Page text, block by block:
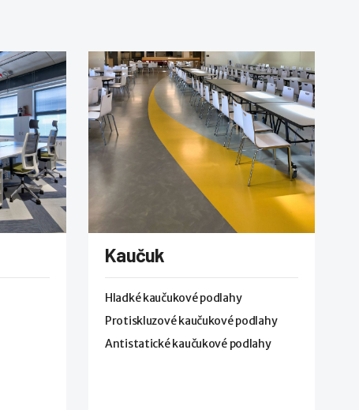
Kaučuk
Hladké kaučukové podlahy
Protiskluzové kaučukové podlahy
Antistatické kaučukové podlahy